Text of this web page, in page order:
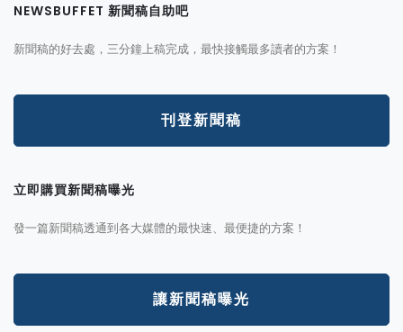
NEWSBUFFET 新聞稿自助吧
新聞稿的好去處，三分鐘上稿完成，最快接觸最多讀者的方案！
刊登新聞稿
立即購買新聞稿曝光
發一篇新聞稿透通到各大媒體的最快速、最便捷的方案！
讓新聞稿曝光